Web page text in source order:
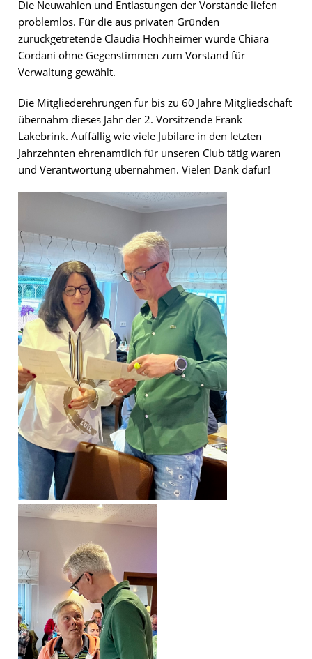
Die Neuwahlen und Entlastungen der Vorstände liefen
problemlos. Für die aus privaten Gründen
zurückgetretende Claudia Hochheimer wurde Chiara
Cordani ohne Gegenstimmen zum Vorstand für
Verwaltung gewählt.
Die Mitgliederehrungen für bis zu 60 Jahre Mitgliedschaft
übernahm dieses Jahr der 2. Vorsitzende Frank
Lakebrink. Auffällig wie viele Jubilare in den letzten
Jahrzehnten ehrenamtlich für unseren Club tätig waren
und Verantwortung übernahmen. Vielen Dank dafür!